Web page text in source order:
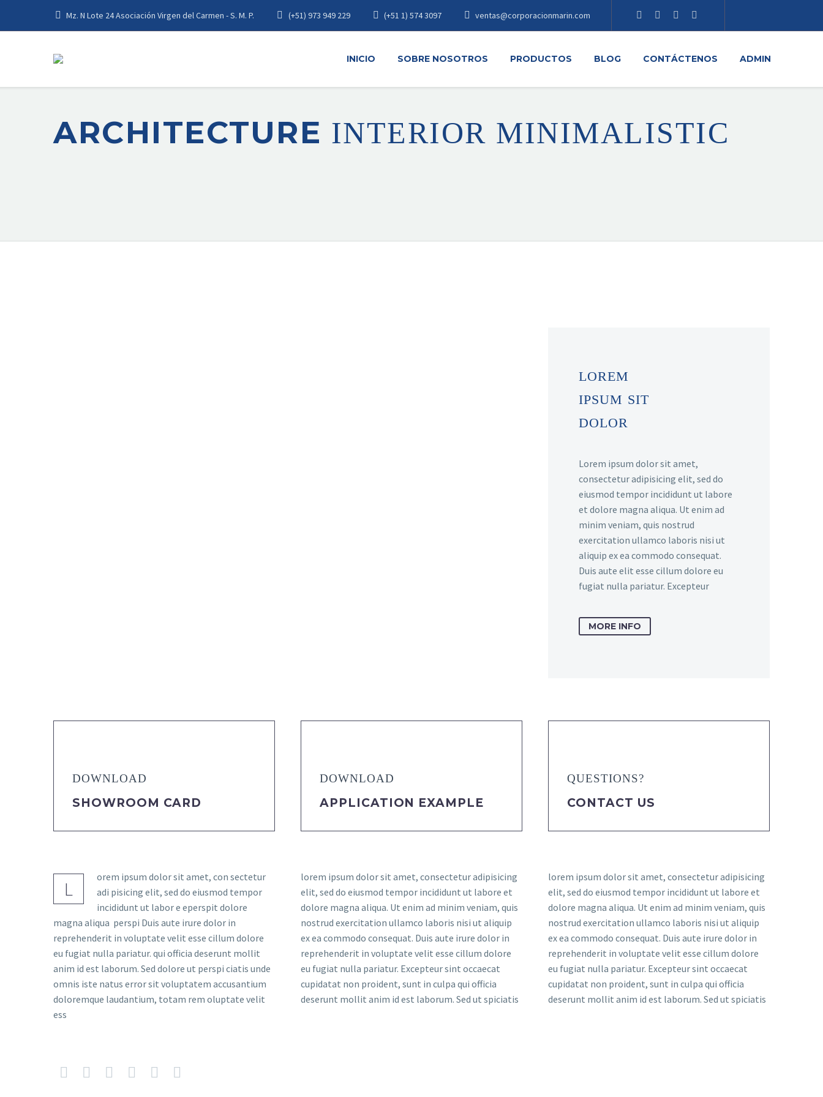
Mz. N Lote 24 Asociación Virgen del Carmen - S. M. P. (+51) 973 949 229 (+51 1) 574 3097 ventas@corporacionmarin.com
INICIO SOBRE NOSOTROS PRODUCTOS BLOG CONTÁCTENOS ADMIN
ARCHITECTURE INTERIOR MINIMALISTIC
LOREM
IPSUM SIT
DOLOR
Lorem ipsum dolor sit amet,
consectetur adipisicing elit, sed do
eiusmod tempor incididunt ut labore
et dolore magna aliqua. Ut enim ad
minim veniam, quis nostrud
exercitation ullamco laboris nisi ut
aliquip ex ea commodo consequat.
Duis aute elit esse cillum dolore eu
fugiat nulla pariatur. Excepteur
MORE INFO
DOWNLOAD
SHOWROOM CARD
DOWNLOAD
APPLICATION EXAMPLE
QUESTIONS?
CONTACT US
L
orem ipsum dolor sit amet, con sectetur
adi pisicing elit, sed do eiusmod tempor
incididunt ut labor e eperspit dolore
magna aliqua perspi Duis aute irure dolor in
reprehenderit in voluptate velit esse cillum dolore
eu fugiat nulla pariatur. qui officia deserunt mollit
anim id est laborum. Sed dolore ut perspi ciatis unde
omnis iste natus error sit voluptatem accusantium
doloremque laudantium, totam rem oluptate velit
ess
lorem ipsum dolor sit amet, consectetur adipisicing
elit, sed do eiusmod tempor incididunt ut labore et
dolore magna aliqua. Ut enim ad minim veniam, quis
nostrud exercitation ullamco laboris nisi ut aliquip
ex ea commodo consequat. Duis aute irure dolor in
reprehenderit in voluptate velit esse cillum dolore
eu fugiat nulla pariatur. Excepteur sint occaecat
cupidatat non proident, sunt in culpa qui officia
deserunt mollit anim id est laborum. Sed ut spiciatis
lorem ipsum dolor sit amet, consectetur adipisicing
elit, sed do eiusmod tempor incididunt ut labore et
dolore magna aliqua. Ut enim ad minim veniam, quis
nostrud exercitation ullamco laboris nisi ut aliquip
ex ea commodo consequat. Duis aute irure dolor in
reprehenderit in voluptate velit esse cillum dolore
eu fugiat nulla pariatur. Excepteur sint occaecat
cupidatat non proident, sunt in culpa qui officia
deserunt mollit anim id est laborum. Sed ut spiciatis